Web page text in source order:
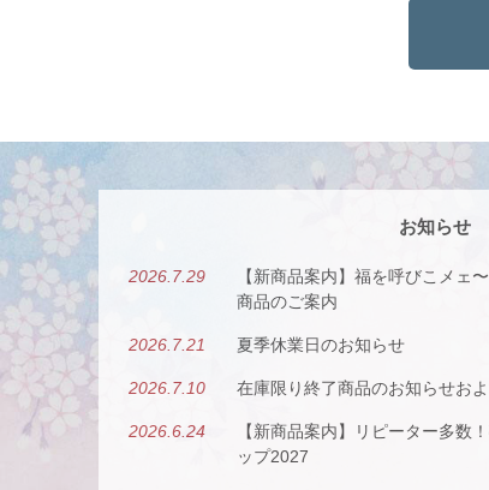
お知らせ
2026.7.29
【新商品案内】福を呼びこメェ
商品のご案内
2026.7.21 夏季休業日のお知らせ
2026.7.10 在庫限り終了商品のお知らせお
2026.6.24
【新商品案内】リピーター多数
ップ2027